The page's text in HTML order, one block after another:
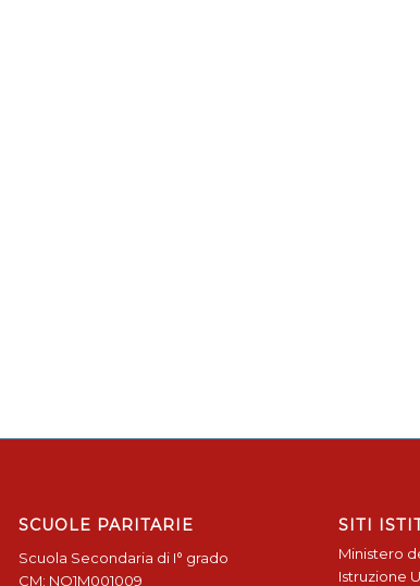
SCUOLE PARITARIE
Scuola Secondaria di I° grado
CM: NO1M001009
SITI
Ministero
Istruzione